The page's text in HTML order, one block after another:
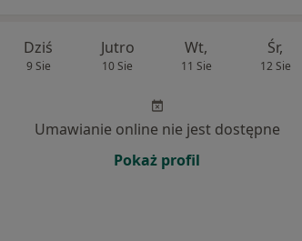
Dziś
9 Sie
Jutro
10 Sie
Wt,
11 Sie
Śr,
12 Sie
Umawianie online nie jest dostępne
Pokaż profil